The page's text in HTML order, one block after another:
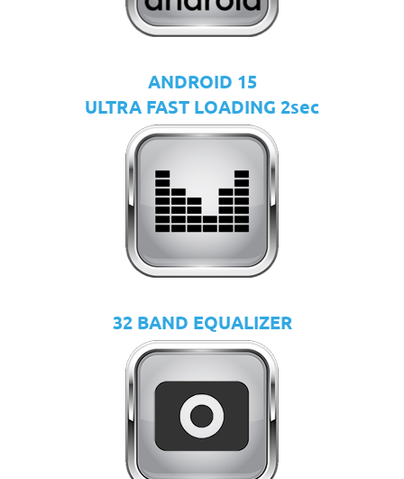
ANDROID 15
ULTRA FAST LOADING 2sec
32 BAND EQUALIZER